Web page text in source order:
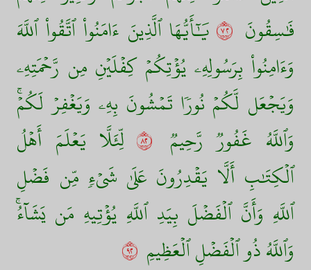
فَٰسِقُونَ ٢٧ يَٰٓأَيُّهَا ٱلَّذِينَ ءَامَنُواْ ٱتَّقُواْ ٱللَّهَ
وَءَامِنُواْ بِرَسُولِهِۦ يُؤۡتِكُمۡ كِفۡلَيۡنِ مِن رَّحۡمَتِهِۦ
وَيَجۡعَل لَّكُمۡ نُورٗا تَمۡشُونَ بِهِۦ وَيَغۡفِرۡ لَكُمۡۚ
وَٱللَّهُ غَفُورٞ رَّحِيمٞ ٢٨ لِّئَلَّا يَعۡلَمَ أَهۡلُ
ٱلۡكِتَٰبِ أَلَّا يَقۡدِرُونَ عَلَىٰ شَيۡءٖ مِّن فَضۡلِ
ٱللَّهِ وَأَنَّ ٱلۡفَضۡلَ بِيَدِ ٱللَّهِ يُؤۡتِيهِ مَن يَشَآءُۚ
وَٱللَّهُ ذُو ٱلۡفَضۡلِ ٱلۡعَظِيمِ ٢٩